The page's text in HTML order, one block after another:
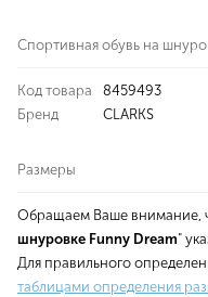
Спортивная обувь на
Код товара
8459493
Бренд
CLARKS
Размеры
Обращаем Ваше внимание,
шнуровке Funny Dream"
Для правильного
таблицами определения